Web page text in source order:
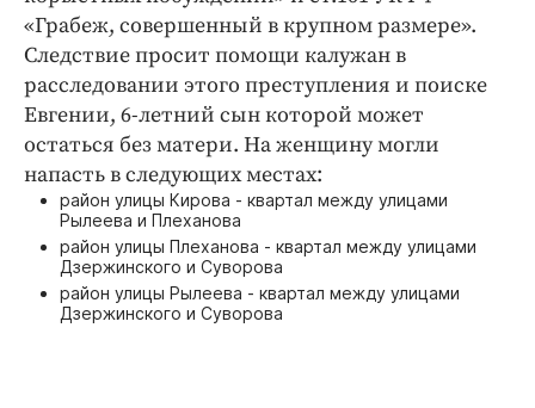
Медиаперсона
Интересное чтиво
Клиника года
Бренд года
Работодатель года
«Грабеж, совершенный в крупном размере».
Следствие просит помощи калужан в
расследовании этого преступления и поиске
Евгении, 6-летний сын которой может
остаться без матери. На женщину могли
напасть в следующих местах:
район улицы Кирова - квартал между улицами
Рылеева и Плеханова
район улицы Плеханова - квартал между улицами
Дзержинского и Суворова
район улицы Рылеева - квартал между улицами
Дзержинского и Суворова